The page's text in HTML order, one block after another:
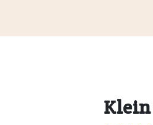
Klein